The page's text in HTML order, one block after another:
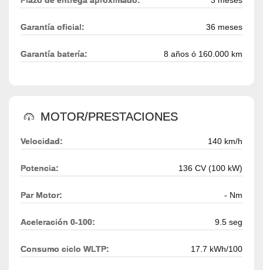
Garantía oficial: 36 meses
Garantía batería: 8 años ó 160.000 km
MOTOR/PRESTACIONES
Velocidad: 140 km/h
Potencia: 136 CV (100 kW)
Par Motor: - Nm
Aceleración 0-100: 9.5 seg
Consumo ciclo WLTP: 17.7 kWh/100